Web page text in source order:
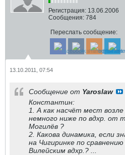
Регистрация: 13.06.2006
Сообщения: 784
Переслать сообщение:
13.10.2011, 07:54
Сообщение от Yaroslaw
Константин:
1. А как насчёт мест
немного ниже по вдхр. от
Могилёв ?
2. Какова динамика, если
на Чигиринке по
Вилейским вдхр.? ...